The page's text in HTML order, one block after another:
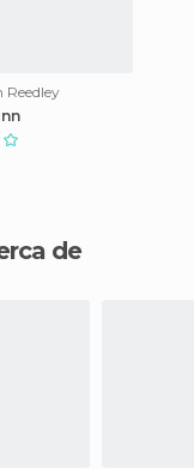
Reedley
de